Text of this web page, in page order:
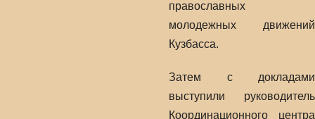
православных
молодежных движений
Кузбасса.
Затем с докладами
выступили руководитель
Координационного центра